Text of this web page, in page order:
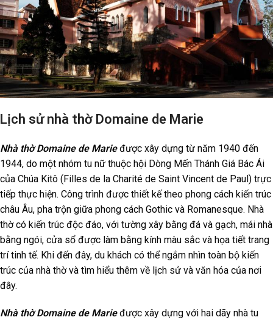
Lịch sử nhà thờ Domaine de Marie
Nhà thờ Domaine de Marieđược xây dựng từ năm 1940 đến
1944, do một nhóm tu nữ thuộc hội Dòng Mến Thánh Giá Bác Ái
của Chúa Kitô (Filles de la Charité de Saint Vincent de Paul) trực
tiếp thực hiện. Công trình được thiết kế theo phong cách kiến trúc
châu Âu, pha trộn giữa phong cách Gothic và Romanesque. Nhà
thờ có kiến trúc độc đáo, với tường xây bằng đá và gạch, mái nhà
bằng ngói, cửa sổ được làm bằng kính màu sắc và họa tiết trang
trí tinh tế. Khi đến đây, du khách có thể ngắm nhìn toàn bộ kiến
trúc của nhà thờ và tìm hiểu thêm về lịch sử và văn hóa của nơi
đây.
Nhà thờ Domaine de Marieđược xây dựng với hai dãy nhà tu